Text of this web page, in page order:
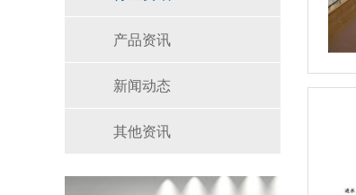
产品资讯
新闻动态
其他资讯